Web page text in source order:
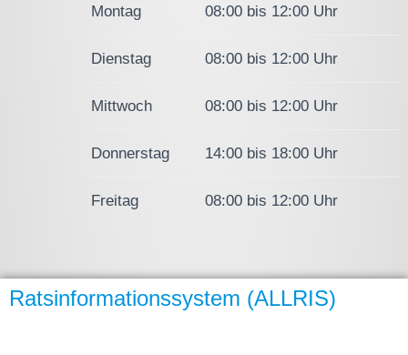
Montag 08:00 bis 12:00 Uhr
Dienstag 08:00 bis 12:00 Uhr
Mittwoch 08:00 bis 12:00 Uhr
Donnerstag 14:00 bis 18:00 Uhr
Freitag 08:00 bis 12:00 Uhr
Ratsinformationssystem (ALLRIS)